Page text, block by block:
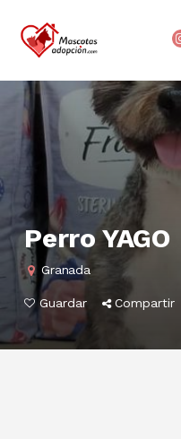
Perro YAGO
Granada
Guardar Compartir